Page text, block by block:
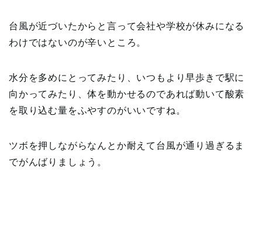
台風が近づいたからと言って会社や学校が休みになる
わけではないのが辛いところ。
水分を多めにとってみたり、いつもより早歩きで駅に
向かってみたり、体を動かせるのであれば動いて酸素
を取り込む量をふやすのがいいですね。
ツボを押しながらなんとか耐えて台風が通り過ぎるま
でがんばりましょう。